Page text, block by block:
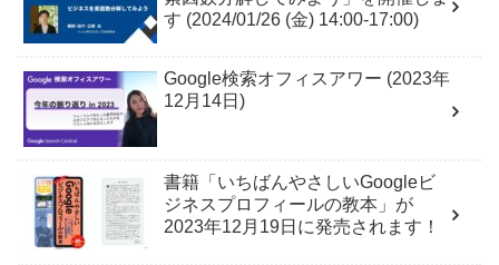
す (2024/01/26 (金) 14:00-17:00)
Google検索オフィスアワー (2023年
12月14日)
書籍「いちばんやさしいGoogleビ
ジネスプロフィールの教本」が
2023年12月19日に発売されます！